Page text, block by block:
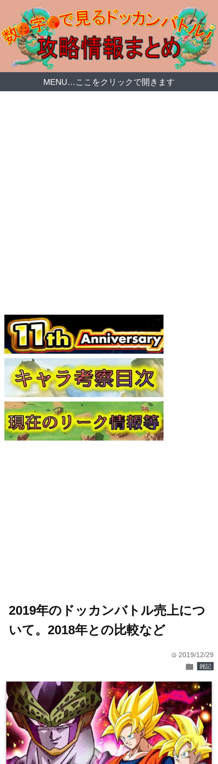
MENU…ここをクリックで開きます
2019年のドッカンバトル売上につ
いて。2018年との比較など
time 2019/12/29
folder 雑記